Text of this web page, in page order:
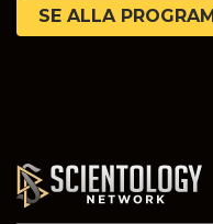
SE ALLA PROGRAM